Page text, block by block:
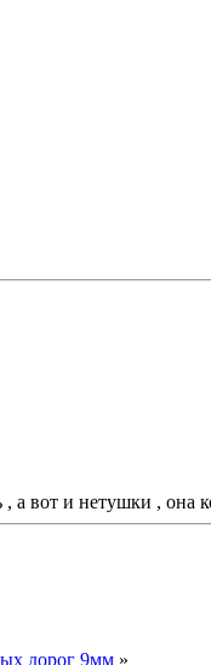
а вот и нетушки , она
дорог 9мм »